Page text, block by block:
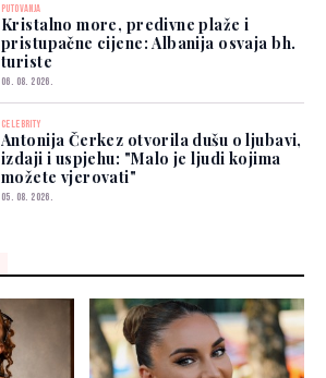
PUTOVANJA
Kristalno more, predivne plaže i
pristupačne cijene: Albanija osvaja bh.
turiste
06. 08. 2026.
CELEBRITY
Antonija Čerkez otvorila dušu o ljubavi,
izdaji i uspjehu: "Malo je ljudi kojima
možete vjerovati"
05. 08. 2026.